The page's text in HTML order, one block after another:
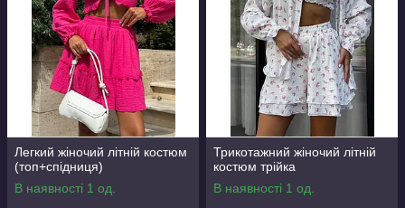
Легкий жіночий літній костюм
(топ+спідниця)
В наявності 1 од.
Трикотажний жіночий літній
костюм трійка
В наявності 1 од.